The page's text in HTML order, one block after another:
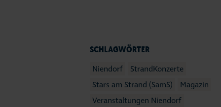
SCHLAGWÖRTER
Niendorf
StrandKonzerte
Stars am Strand (SamS)
Magazin
Veranstaltungen Niendorf